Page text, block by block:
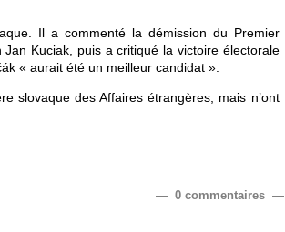
Il a commenté la démission du Premier
Jan Kuciak, puis a critiqué la victoire électorale
« aurait été un meilleur candidat ».
slovaque des Affaires étrangères, mais n’ont
— 0 commentaires —